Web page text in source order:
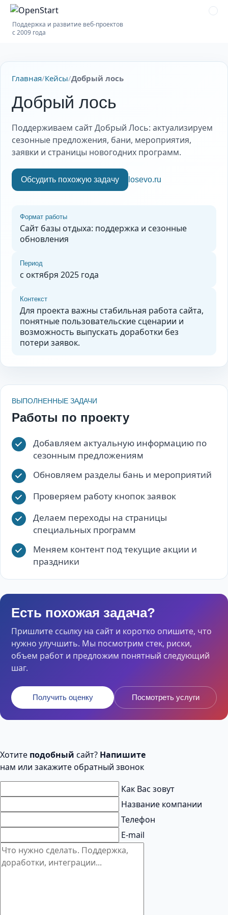
Поддержка и развитие веб-проектов
с 2009 года
Главная/Кейсы/Добрый лось
Добрый лось
Поддерживаем сайт Добрый Лось: актуализируем
сезонные предложения, бани, мероприятия,
заявки и страницы новогодних программ.
Обсудить похожую задачу losevo.ru
Формат работы
Сайт базы отдыха: поддержка и сезонные
обновления
Период
с октября 2025 года
Контекст
Для проекта важны стабильная работа сайта,
понятные пользовательские сценарии и
возможность выпускать доработки без
потери заявок.
ВЫПОЛНЕННЫЕ ЗАДАЧИ
Работы по проекту
Добавляем актуальную информацию по
сезонным предложениям
Обновляем разделы бань и мероприятий
Проверяем работу кнопок заявок
Делаем переходы на страницы
специальных программ
Меняем контент под текущие акции и
праздники
Есть похожая задача?
Пришлите ссылку на сайт и коротко опишите, что
нужно улучшить. Мы посмотрим стек, риски,
объем работ и предложим понятный следующий
шаг.
Получить оценку Посмотреть услуги
Хотите подобный сайт? Напишите
нам или закажите обратный звонок
Как Вас зовут
Название компании
Телефон
E-mail